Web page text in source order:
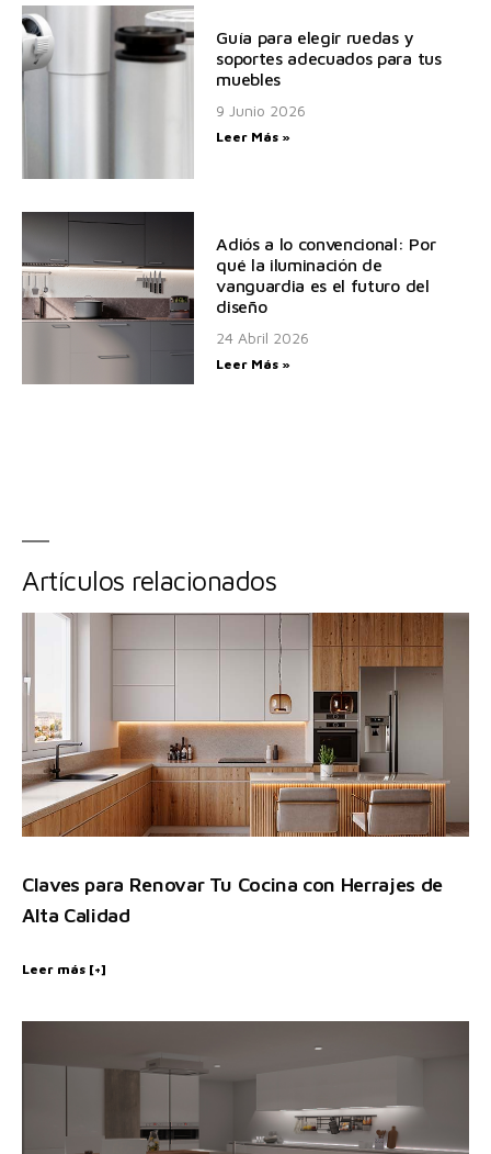
Guía para elegir ruedas y
soportes adecuados para tus
muebles
9 Junio 2026
Leer Más »
Adiós a lo convencional: Por
qué la iluminación de
vanguardia es el futuro del
diseño
24 Abril 2026
Leer Más »
Artículos relacionados
Claves para Renovar Tu Cocina con Herrajes de
Alta Calidad
Leer más [+]